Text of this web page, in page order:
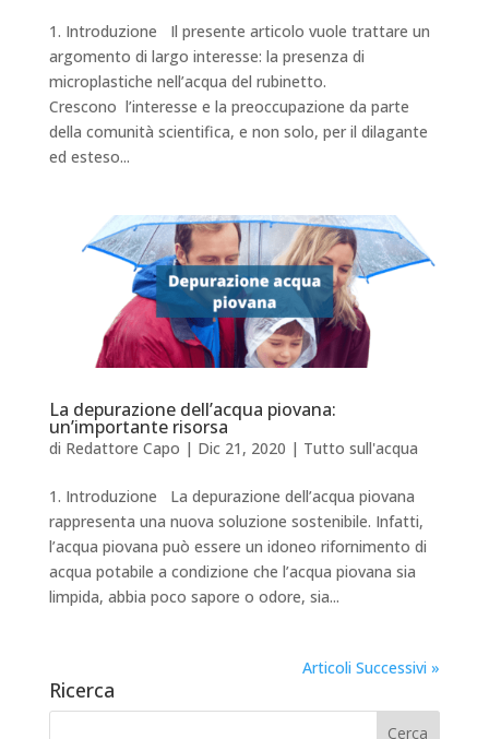
1. Introduzione Il presente articolo vuole trattare un
argomento di largo interesse: la presenza di
microplastiche nell’acqua del rubinetto.
Crescono l’interesse e la preoccupazione da parte
della comunità scientifica, e non solo, per il dilagante
ed esteso...
La depurazione dell’acqua piovana:
un’importante risorsa
di Redattore Capo | Dic 21, 2020 | Tutto sull'acqua
1. Introduzione La depurazione dell’acqua piovana
rappresenta una nuova soluzione sostenibile. Infatti,
l’acqua piovana può essere un idoneo rifornimento di
acqua potabile a condizione che l’acqua piovana sia
limpida, abbia poco sapore o odore, sia...
Articoli Successivi »
Ricerca